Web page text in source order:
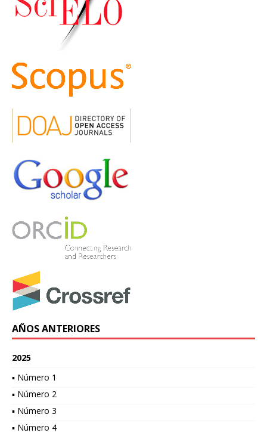
AÑOS ANTERIORES
2025
▪ Número 1
▪ Número 2
▪ Número 3
▪ Número 4